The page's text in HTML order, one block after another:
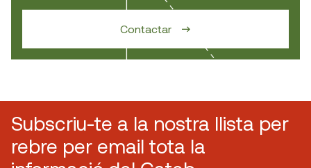
Contactar
Subscriu-te a la nostra llista per
rebre per email tota la